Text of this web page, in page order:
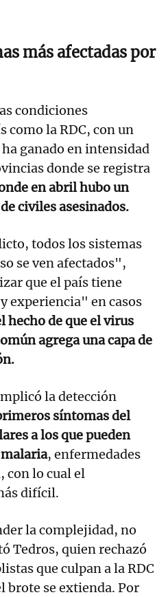
más afectadas por
condiciones
como la RDC, con un
ganado en intensidad
donde se registra
en abril hubo un
civiles asesinados.
todos los sistemas
se ven afectados",
que el país tiene
experiencia" en casos
hecho de que el virus
agrega una capa de
la detección
síntomas del
a los que pueden
, enfermedades
con lo cual el
difícil.
la complejidad, no
Tedros, quien rechazó
que culpan a la RDC
brote se extienda. Por